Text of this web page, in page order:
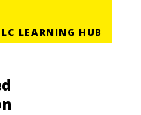
LEARNING HUB